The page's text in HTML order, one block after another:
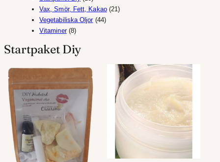
produkter
Vax, Smör, Fett, Kakao 2121
Vegetabiliska Oljor 4444
Vitaminer 88
Startpaket Diy